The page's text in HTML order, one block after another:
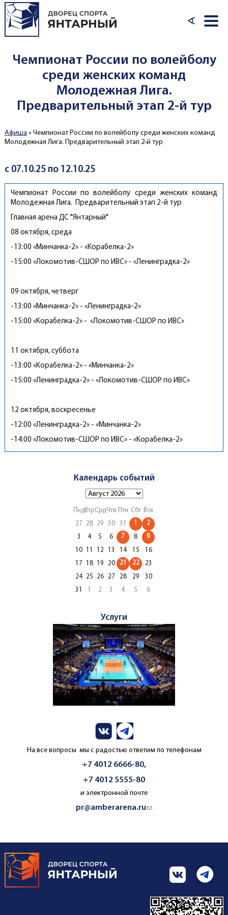
Перейти к основному содержанию
∢
Чемпионат России по волейболу
среди женских команд
Молодежная Лига.
Предварительный этап 2-й тур
Вы здесь
Афиша» Чемпионат России по волейболу среди женских команд
Молодежная Лига. Предварительный этап 2-й тур
с 07.10.25 по 12.10.25
Чемпионат России по волейболу среди женских команд
Молодежная Лига. Предварительный этап 2-й тур
Главная арена ДС "Янтарный"
08 октября, среда
-13:00 «Минчанка-2» - «Корабелка-2»
-15:00 «Локомотив-СШОР по ИВС» - «Ленинградка-2»
09 октября, четверг
-13:00 «Минчанка-2» - «Ленинградка-2»
-15:00 «Корабелка-2» - «Локомотив-СШОР по ИВС»
11 октября, суббота
-13:00 «Корабелка-2» - «Минчанка-2»
-15:00 «Ленинградка-2» - «Локомотив-СШОР по ИВС»
12 октября, воскресенье
-12:00 «Ленинградка-2» - «Минчанка-2»
-14:00 «Локомотив-СШОР по ИВС» - «Корабелка-2»
Календарь событий
ПндВтрСрдЧтв Птн Сбт Вск
27
28 29 30 31 1 2
3 4 5 6 7 8 9
10 11 12 13 14 15
16
17
18 19 20 21 22
23
24
25 26 27 28 29
30
31
1 2 3 4 5 6
Услуги
На все вопросы мы с радостью ответим по телефонам
+7 4012 6666-80,
+7 4012 5555-80
и электронной почте
pr@amberarena.ru(link sends e-mail)